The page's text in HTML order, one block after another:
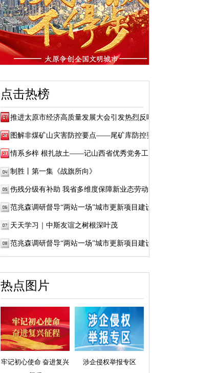
点击热榜
推进太原市经济高质量发展大会引发热烈反响
图解非煤矿山灾害防控要点——尾矿库防控要点
情系乡梓 根扎故土——记山西省优秀党务工作...
制胜丨第一集《战旗所向》
伤残分级有补助 我省多维度保障新业态劳动者...
范兆森调研督导“两站一场”城市更新项目建设
天天学习｜中斯友谊之树根深叶茂
范兆森调研督导“两站一场”城市更新项目建设
热点图片
牢记初心使命 奋进复兴
涉企侵权举报专区